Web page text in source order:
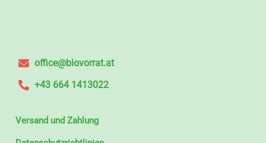
office@biovorrat.at
+43 664 1413022
Versand und Zahlung